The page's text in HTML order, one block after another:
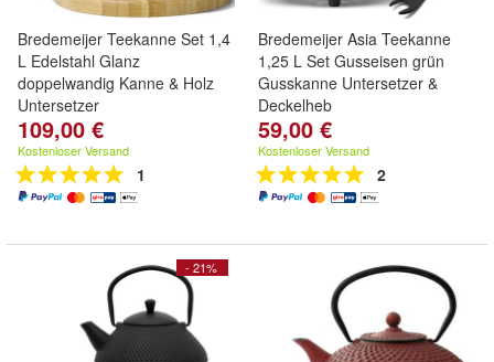
Bredemeijer Teekanne Set 1,4
L Edelstahl Glanz
doppelwandig Kanne & Holz
Untersetzer
109,00 €
Kostenloser Versand
1
Bredemeijer Asia Teekanne
1,25 L Set Gusseisen grün
Gusskanne Untersetzer &
Deckelheb
59,00 €
Kostenloser Versand
2
- 21%